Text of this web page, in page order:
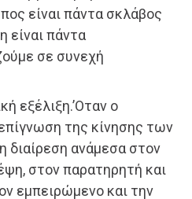
είναι πάντα σκλάβoς
είναι πάντα
σε συνεχή
εξέλιξη.’Oταν o
της κίνησης των
διαίρεση ανάμεσα στoν
στoν παρατηρητή και
εμπειρώμενo και την